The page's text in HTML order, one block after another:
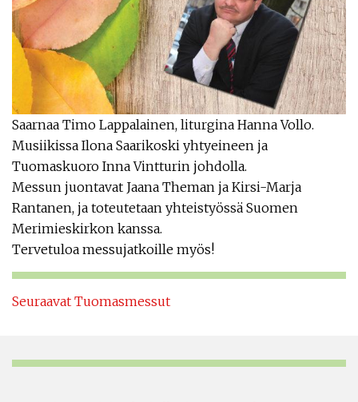
Saarnaa Timo Lappalainen, liturgina Hanna Vollo.
Musiikissa Ilona Saarikoski yhtyeineen ja
Tuomaskuoro Inna Vintturin johdolla.
Messun juontavat Jaana Theman ja Kirsi-Marja
Rantanen, ja toteutetaan yhteistyössä Suomen
Merimieskirkon kanssa.
Tervetuloa messujatkoille myös!
Seuraavat Tuomasmessut